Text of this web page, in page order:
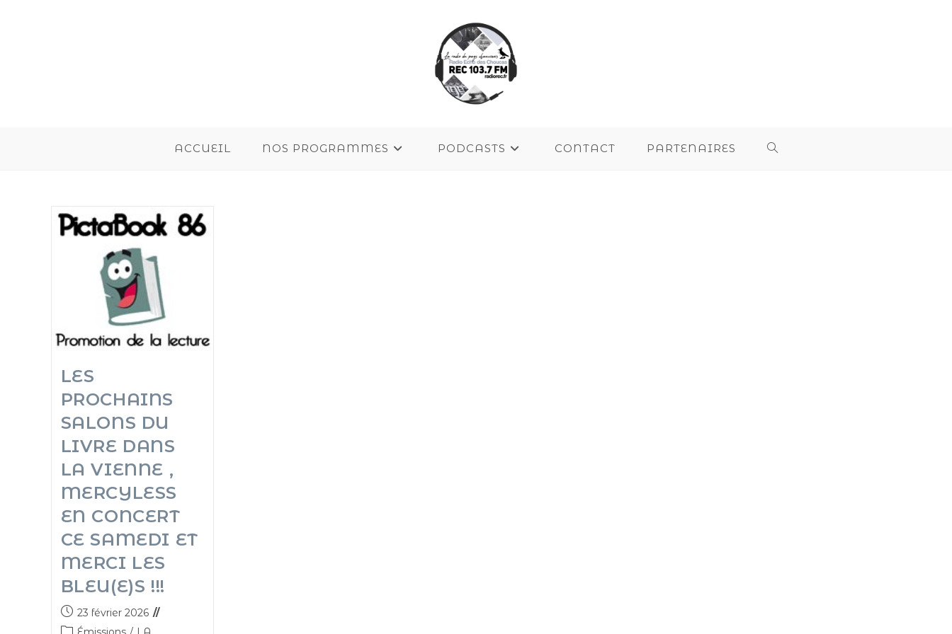
ACCUEIL NOS PROGRAMMES PODCASTS CONTACT PARTENAIRES
LES
PROCHAINS
SALONS DU
LIVRE DANS
LA VIENNE ,
MERCYLESS
EN CONCERT
CE SAMEDI ET
MERCI LES
BLEU(E)S !!!
23 février 2026